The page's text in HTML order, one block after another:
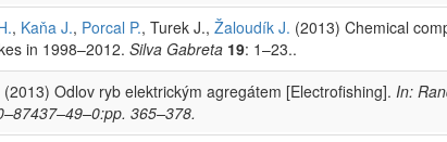
, Kaňa J., Porcal P., Turek J., Žaloudík J. (2013) Chemical
in 1998–2012. Silva Gabreta 19: 1–23..
(2013) Odlov ryb elektrickým agregátem [Electrofishing]. In:
365–378.